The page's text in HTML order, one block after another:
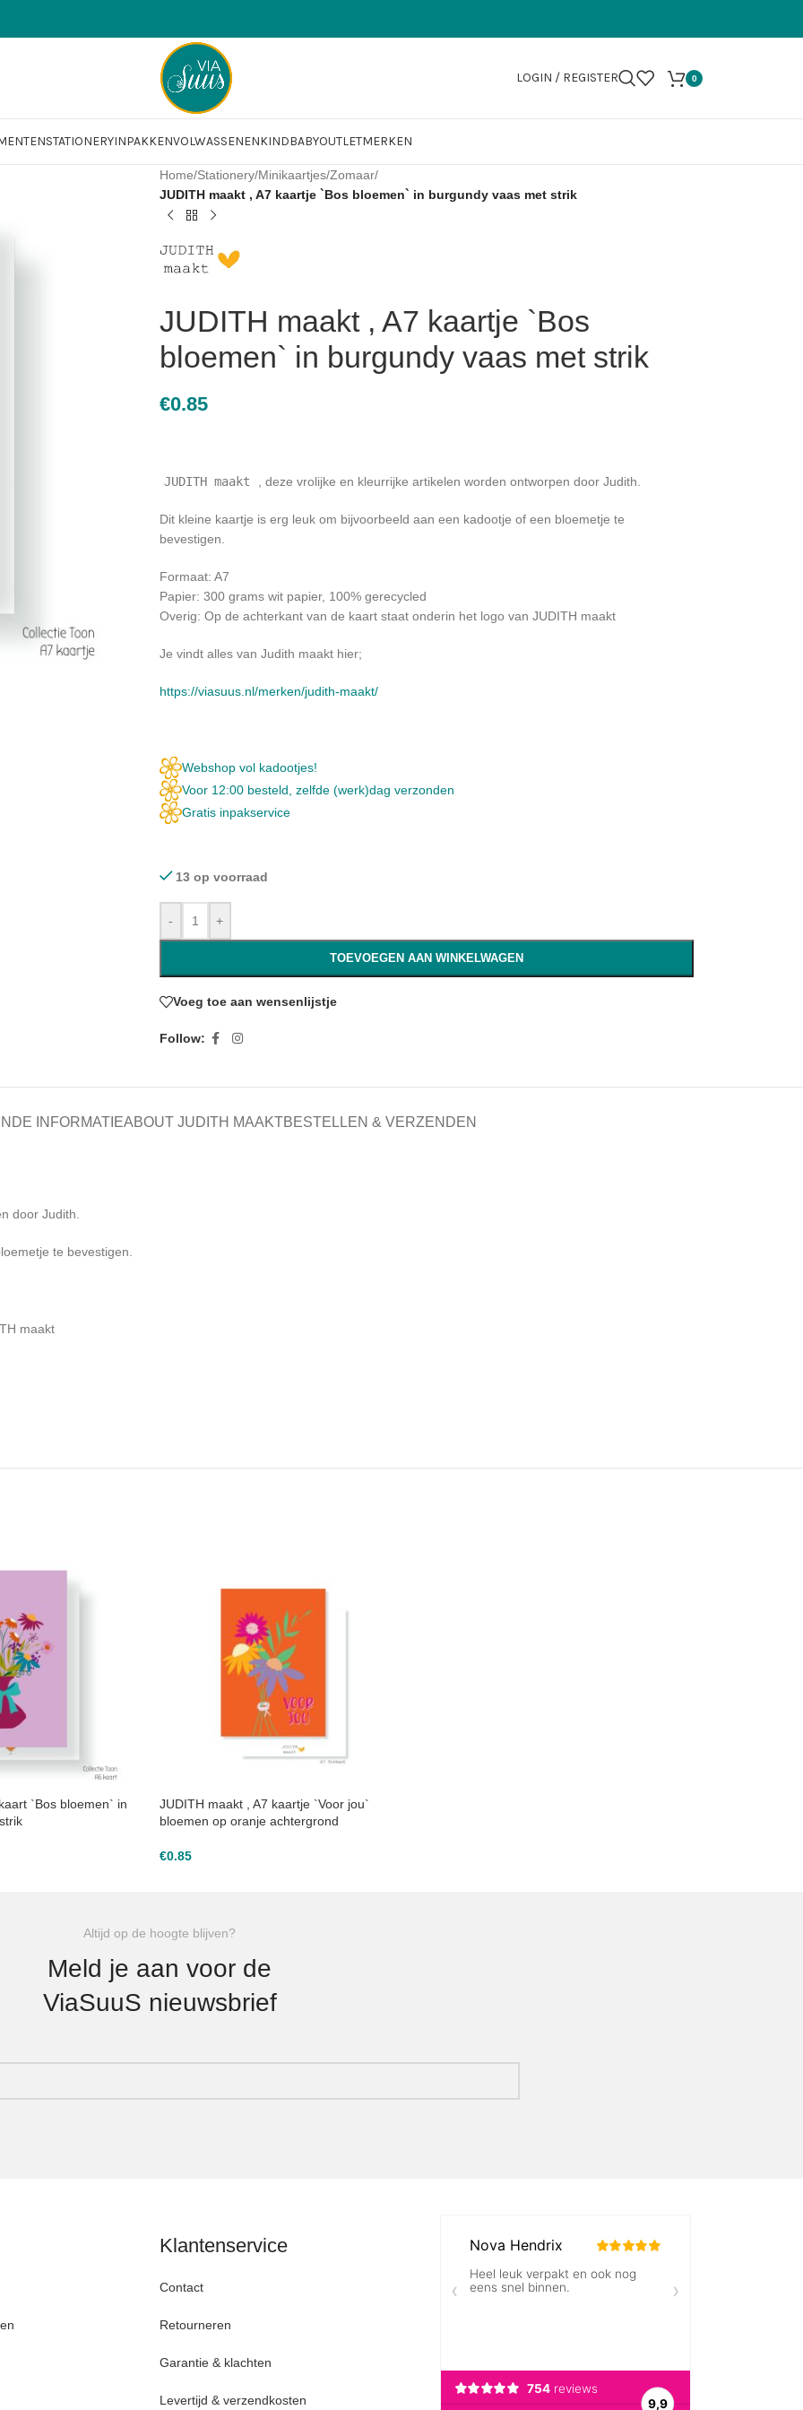
LOGIN / REGISTER 0
STATIONERYINPAKKENVOLWASSENENKINDBABYOUTLETMERKEN
Home/Stationery/Minikaartjes/Zomaar/
JUDITH maakt , A7 kaartje `Bos bloemen` in burgundy vaas met strik
JUDITH maakt , A7 kaartje `Bos
bloemen` in burgundy vaas met strik
€0.85
JUDITH maakt , deze vrolijke en kleurrijke artikelen worden ontworpen door Judith.
Dit kleine kaartje is erg leuk om bijvoorbeeld aan een kadootje of een bloemetje te
bevestigen.
Formaat: A7
Papier: 300 grams wit papier, 100% gerecycled
Overig: Op de achterkant van de kaart staat onderin het logo van JUDITH maakt
Je vindt alles van Judith maakt hier;
https://viasuus.nl/merken/judith-maakt/
Webshop vol kadootjes!
Voor 12:00 besteld, zelfde (werk)dag verzonden
Gratis inpakservice
13 op voorraad
- +
TOEVOEGEN AAN WINKELWAGEN
Voeg toe aan wensenlijstje
Follow:
INFORMATIEABOUT JUDITH MAAKTBESTELLEN & VERZENDEN
door Judith.
te bevestigen.
maakt
`Bos bloemen` in
JUDITH maakt , A7 kaartje `Voor jou`
bloemen op oranje achtergrond
€0.85
Altijd op de hoogte blijven?
Meld je aan voor de
ViaSuuS nieuwsbrief
Klantenservice
Contact
Retourneren
Garantie & klachten
Levertijd & verzendkosten